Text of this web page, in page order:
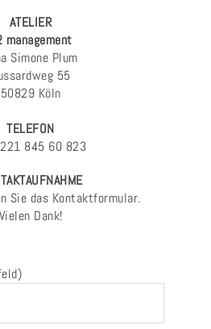
ATELIER
management
Simone Plum
55
50829 Köln
TELEFON
845 60 823
Sie das Kontaktformular.
Vielen Dank!